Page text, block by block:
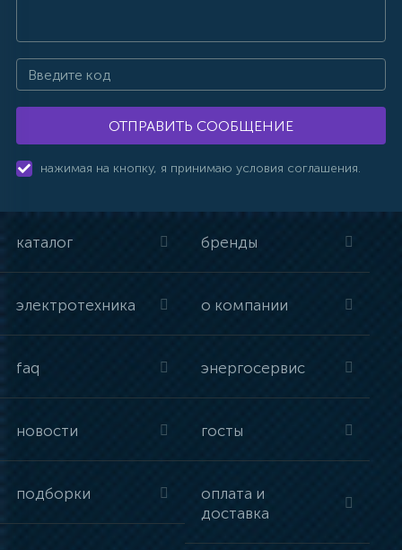
ОТПРАВИТЬ СООБЩЕНИЕ
нажимая на кнопку, я принимаю условия соглашения.
каталог бренды
электротехника о компании
faq энергосервис
новости госты
подборки
оплата и
доставка